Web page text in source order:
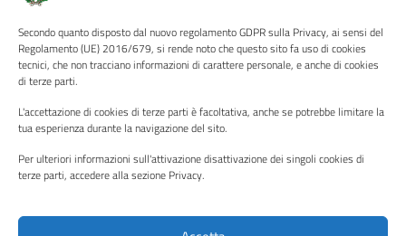
Secondo quanto disposto dal nuovo regolamento GDPR sulla Privacy, ai sensi del
Regolamento (UE) 2016/679, si rende noto che questo sito fa uso di cookies
tecnici, che non tracciano informazioni di carattere personale, e anche di cookies
di terze parti.
L'accettazione di cookies di terze parti è facoltativa, anche se potrebbe limitare la
tua esperienza durante la navigazione del sito.
Per ulteriori informazioni sull'attivazione disattivazione dei singoli cookies di
terze parti, accedere alla sezione Privacy.
Albo pretorio
Informativa privacy
Note legali
Piano di miglioramento del sito
Instagram